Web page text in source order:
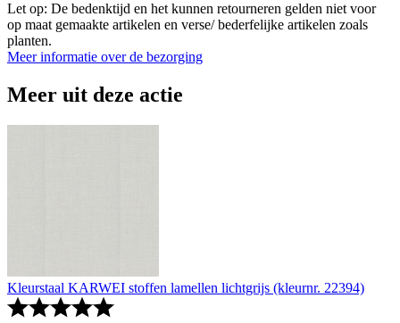
Let op: De bedenktijd en het kunnen retourneren gelden niet voor
op maat gemaakte artikelen en verse/ bederfelijke artikelen zoals
planten.
Meer informatie over de bezorging
Meer uit deze actie
Kleurstaal KARWEI stoffen lamellen lichtgrijs (kleurnr. 22394)